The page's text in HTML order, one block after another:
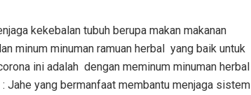
kekebalan tubuh berupa makan makanan
minum minuman ramuan herbal yang baik untuk
ini adalah dengan meminum minuman herbal
yang bermanfaat membantu menjaga sistem